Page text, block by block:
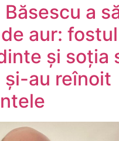
Băsescu a
aur: fostul
și soția
și-au reînoit